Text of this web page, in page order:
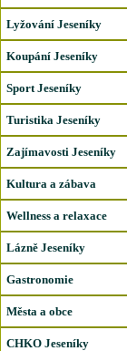
Lyžování Jeseníky
Koupání Jeseníky
Sport Jeseníky
Turistika Jeseníky
Zajímavosti Jeseníky
Kultura a zábava
Wellness a relaxace
Lázně Jeseníky
Gastronomie
Města a obce
CHKO Jeseníky